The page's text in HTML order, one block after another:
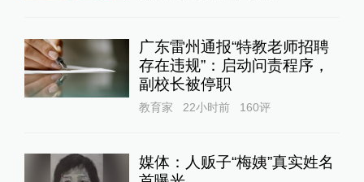
广东雷州通报“特教老师招聘
存在违规”：启动问责程序，
副校长被停职
教育家 22小时前 160评
媒体：人贩子“梅姨”真实姓名